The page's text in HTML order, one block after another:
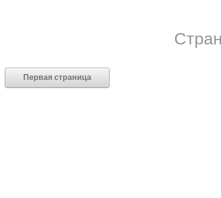
Первая страница